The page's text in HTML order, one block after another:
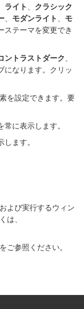
ライト、 クラシック
、 モダンライト、 モ
ステーマを変更でき
ントラストダーク、
になります。クリッ
を設定できます。要
に表示します。
ます。
よび実行するウィン
は、
をご参照ください。